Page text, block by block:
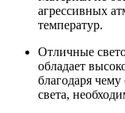
агрессивных
температур.
Отличные
обладает
благодаря чему
света,